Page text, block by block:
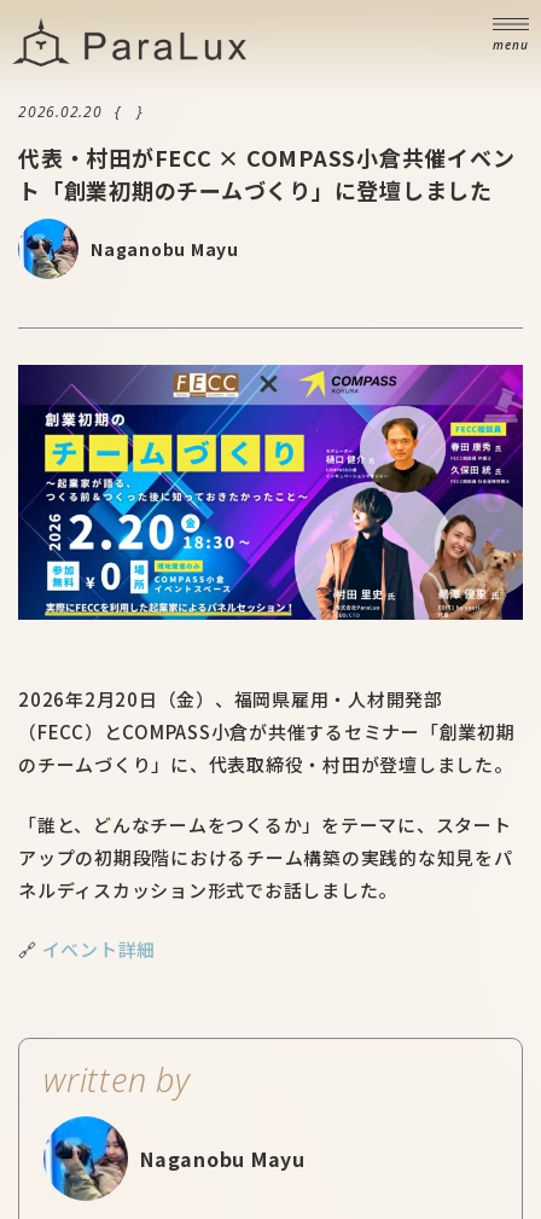
menu
NEWS
ブログ
CONTACT
2026.02.20
代表・村田がFECC × COMPASS小倉共催イベン
ト「創業初期のチームづくり」に登壇しました
Naganobu Mayu
2026年2月20日（金）、福岡県雇用・人材開発部
（FECC）とCOMPASS小倉が共催するセミナー「創業初期
のチームづくり」に、代表取締役・村田が登壇しました。
「誰と、どんなチームをつくるか」をテーマに、スタート
アップの初期段階におけるチーム構築の実践的な知見をパ
ネルディスカッション形式でお話しました。
🔗 イベント詳細
written by
Naganobu Mayu